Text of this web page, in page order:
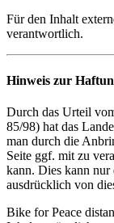
Für den Inhalt
verantwortlich.
Hinweis zur
Durch das Urteil
85/98) hat das
man durch die
Seite ggf. mit zu
kann. Dies kann nur
ausdrücklich von
Bike for Peace